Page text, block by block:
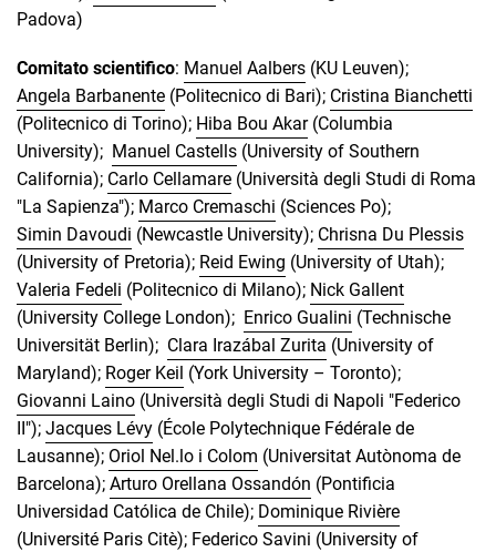
Padova)
Comitato scientifico: Manuel Aalbers (KU Leuven);
Angela Barbanente (Politecnico di Bari); Cristina Bianchetti
(Politecnico di Torino); Hiba Bou Akar(Columbia
University); Manuel Castells (University of Southern
California); Carlo Cellamare (Università degli Studi di Roma
"La Sapienza"); Marco Cremaschi (Sciences Po);
Simin Davoudi (Newcastle University); Chrisna Du Plessis
(University of Pretoria); Reid Ewing (University of Utah);
Valeria Fedeli (Politecnico di Milano); Nick Gallent
(University College London); Enrico Gualini (Technische
Universität Berlin); Clara Irazábal Zurita (University of
Maryland); Roger Keil (York University – Toronto);
Giovanni Laino (Università degli Studi di Napoli "Federico
II"); Jacques Lévy (École Polytechnique Fédérale de
Lausanne); Oriol Nel.lo i Colom (Universitat Autònoma de
Barcelona); Arturo Orellana Ossandón (Pontificia
Universidad Católica de Chile); Dominique Rivière
(Université Paris Citè); Federico Savini (University of